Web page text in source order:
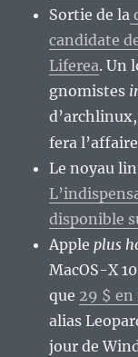
Sortie de la
candidate
Liferea. Un
gnomistes
fera
Le noyau
disponible
Appleplus
MacOS-X
que 29 $ en
alias
jour de